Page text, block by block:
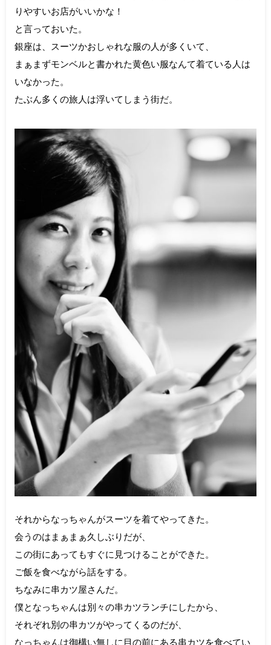
りやすいお店がいいかな！
と言っておいた。
銀座は、スーツかおしゃれな服の人が多くいて、
まぁまずモンベルと書かれた黄色い服なんて着ている人は
いなかった。
たぶん多くの旅人は浮いてしまう街だ。
それからなっちゃんがスーツを着てやってきた。
会うのはまぁまぁ久しぶりだが、
この街にあってもすぐに見つけることができた。
ご飯を食べながら話をする。
ちなみに串カツ屋さんだ。
僕となっちゃんは別々の串カツランチにしたから、
それぞれ別の串カツがやってくるのだが、
なっちゃんは御構い無しに目の前にある串カツを食べてい